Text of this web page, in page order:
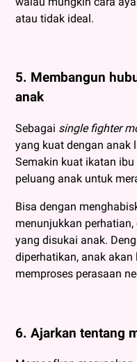
atau tidak ideal.
5. Membangun
anak
Sebagai single fighter
yang kuat dengan anak
Semakin kuat ikatan
peluang anak untuk
Bisa dengan
menunjukkan
yang disukai anak.
diperhatikan, anak
memproses perasaan
6. Ajarkan tentang